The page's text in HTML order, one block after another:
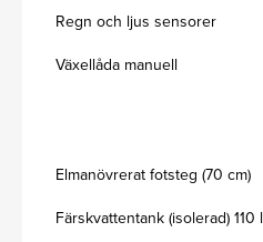
Regn och ljus sensorer
Växellåda manuell
Elmanövrerat fotsteg (70 cm)
Färskvattentank (isolerad) 110 l